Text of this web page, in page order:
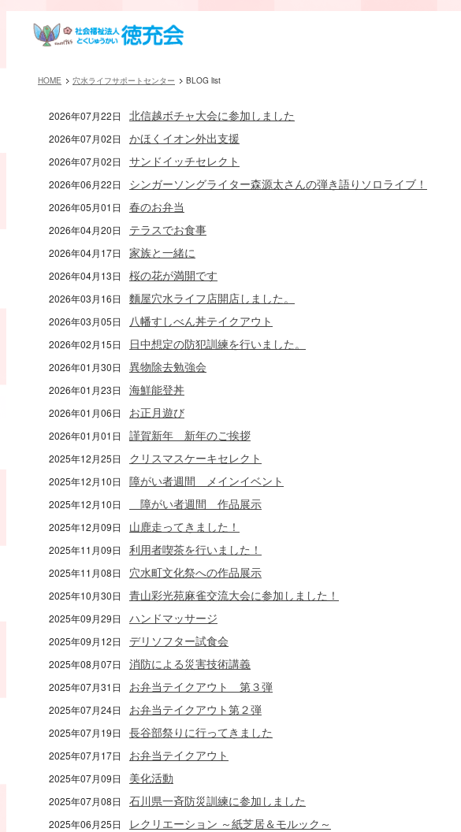
HOME 穴水ライフサポートセンター BLOG list
2026年07月22日 北信越ボチャ大会に参加しました
2026年07月02日 かほくイオン外出支援
2026年07月02日 サンドイッチセレクト
2026年06月22日 シンガーソングライター森源太さんの弾き語りソロライブ！
2026年05月01日 春のお弁当
2026年04月20日 テラスでお食事
2026年04月17日 家族と一緒に
2026年04月13日 桜の花が満開です
2026年03月16日 麵屋穴水ライフ店開店しました。
2026年03月05日 八幡すしべん丼テイクアウト
2026年02月15日 日中想定の防犯訓練を行いました。
2026年01月30日 異物除去勉強会
2026年01月23日 海鮮能登丼
2026年01月06日 お正月遊び
2026年01月01日 謹賀新年 新年のご挨拶
2025年12月25日 クリスマスケーキセレクト
2025年12月10日 障がい者週間 メインイベント
2025年12月10日 障がい者週間 作品展示
2025年12月09日 山鹿走ってきました！
2025年11月09日 利用者喫茶を行いました！
2025年11月08日 穴水町文化祭への作品展示
2025年10月30日 青山彩光苑麻雀交流大会に参加しました！
2025年09月29日 ハンドマッサージ
2025年09月12日 デリソフター試食会
2025年08月07日 消防による災害技術講義
2025年07月31日 お弁当テイクアウト 第３弾
2025年07月24日 お弁当テイクアウト第２弾
2025年07月19日 長谷部祭りに行ってきました
2025年07月17日 お弁当テイクアウト
2025年07月09日 美化活動
2025年07月08日 石川県一斉防災訓練に参加しました
2025年06月25日 レクリエーション ～紙芝居＆モルック～